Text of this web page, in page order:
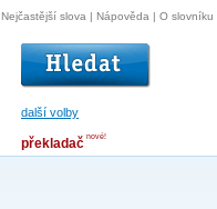
další volby
Nejčastější slova | Nápověda | O slovníku
překladač nové!